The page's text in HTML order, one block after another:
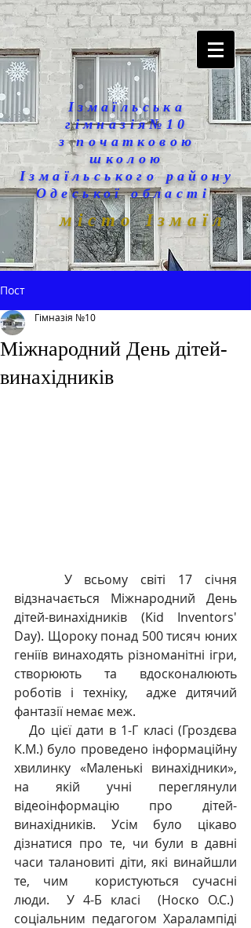
Ізмаїльська
гімназія№10
з початковою
школою
Ізмаїльського району
Одеської області
місто Ізмаїл
Пост
Міжнародний День дітей-
винахідників
Гімназія №10
У всьому світі 17 січня
відзначається Міжнародний День
дітей-винахідників (Kid Inventors'
Day). Щороку понад 500 тисяч юних
геніїв винаходять різноманітні ігри,
створюють та вдосконалюють
роботів і техніку,  адже дитячий
фантазії немає меж.
До цієї дати в 1-Г класі (Гроздєва
К.М.) було проведено інформаційну
хвилинку «Маленькі винахідники»,
на якій учні переглянули
відеоінформацію про дітей-
винахідників. Усім було цікаво
дізнатися про те, чи були в давні
часи талановиті діти, які винайшли
те, чим  користуються сучасні
люди.  У 4-Б класі  (Носко О.С.)
соціальним педагогом Харалампіді